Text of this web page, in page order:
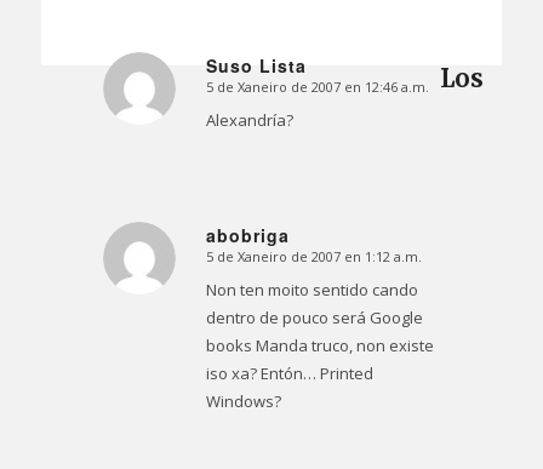
Suso Lista
Dice:
5 de Xaneiro de 2007 en 12:46 a.m.
Alexandría?
abobriga
Dice:
5 de Xaneiro de 2007 en 1:12 a.m.
Non ten moito sentido cando
dentro de pouco será Google
books Manda truco, non existe
iso xa? Entón… Printed
Windows?
Los